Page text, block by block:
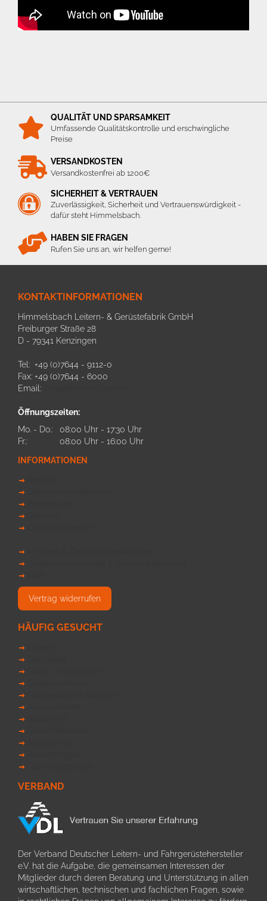
QUALITÄT UND SPARSAMKEIT
Umfassende Qualitätskontrolle und erschwingliche
Preise
VERSANDKOSTEN
Versandkostenfrei ab 1200€
SICHERHEIT & VERTRAUEN
Zuverlässigkeit, Sicherheit und Vertrauenswürdigkeit -
dafür steht Himmelsbach.
HABEN SIE FRAGEN
Rufen Sie uns an, wir helfen gerne!
KONTAKTINFORMATIONEN
Himmelsbach Leitern- & Gerüstefabrik GmbH
Freiburger Straße 28
D - 79341 Kenzingen
Tel: +49 (0)7644 - 9112-0
Fax: +49 (0)7644 - 6000
Email:
Öffnungszeiten:
Mo. - Do.:
08:00 Uhr - 17:30 Uhr
Fr.:
08:00 Uhr - 16:00 Uhr
INFORMATIONEN
Vertrag widerrufen
HÄUFIG GESUCHT
VERBAND
Der Verband Deutscher Leitern- und Fahrgerüstehersteller
e.V. hat die Aufgabe, die gemeinsamen Interessen der
Mitglieder durch deren Beratung und Unterstützung in allen
wirtschaftlichen, technischen und fachlichen Fragen, sowie